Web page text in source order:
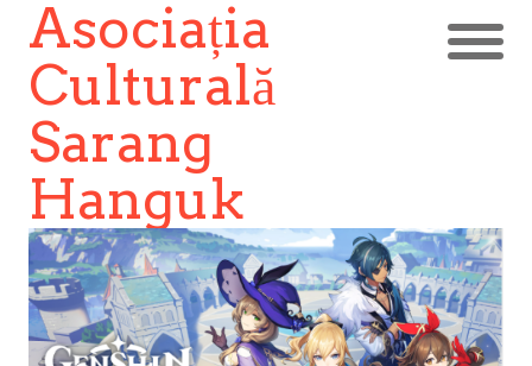
Asociația
Culturală
Sarang
Hanguk